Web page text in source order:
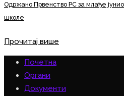
Одржано Првенство РС за млађе
школе
Прочитај више
Почетна
Органи
Документи